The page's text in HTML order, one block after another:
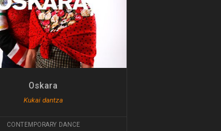
Oskara
Kukai dantza
CONTEMPORARY DANCE